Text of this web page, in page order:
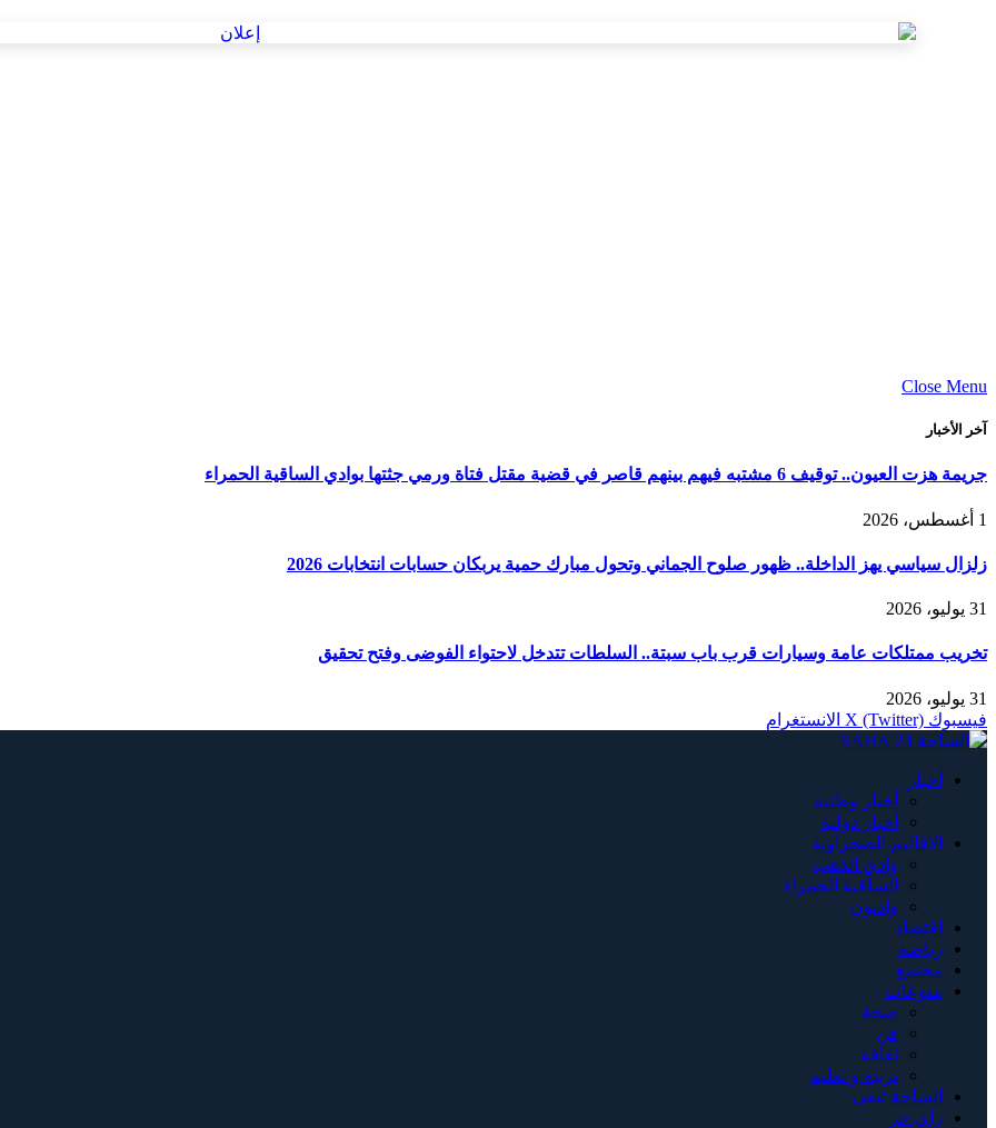
Close Menu
آخر الأخبار
جريمة هزت العيون.. توقيف 6 مشتبه فيهم بينهم قاصر في قضية مقتل فتاة ورمي جثتها بوادي الساقية الحمراء
1 أغسطس، 2026
زلزال سياسي يهز الداخلة.. ظهور صلوح الجماني وتحول مبارك حمية يربكان حسابات انتخابات 2026
31 يوليو، 2026
تخريب ممتلكات عامة وسيارات قرب باب سبتة.. السلطات تتدخل لاحتواء الفوضى وفتح تحقيق
31 يوليو، 2026
فيسبوك X (Twitter) الانستغرام
أخبار
أخبار وطنية
أخبار دولية
الاقاليم الصحراوية
وادي الذهب
الساقية الحمراء
وادنون
اقتصاد
رياضة
مجتمع
منوعات
صحة
فن
ثقافة
تربية و تعليم
الساحة تيفي
رأي حر